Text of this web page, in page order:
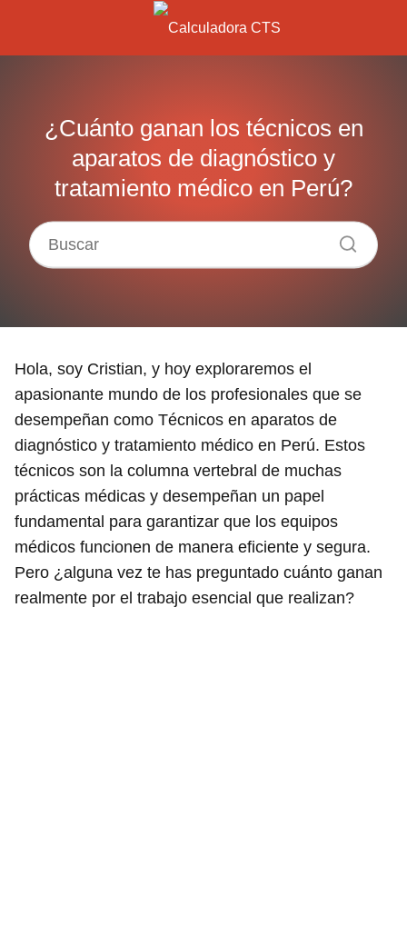
¿Cuánto ganan los técnicos en
aparatos de diagnóstico y
tratamiento médico en Perú?
Hola, soy Cristian, y hoy exploraremos el
apasionante mundo de los profesionales que se
desempeñan como Técnicos en aparatos de
diagnóstico y tratamiento médico en Perú. Estos
técnicos son la columna vertebral de muchas
prácticas médicas y desempeñan un papel
fundamental para garantizar que los equipos
médicos funcionen de manera eficiente y segura.
Pero ¿alguna vez te has preguntado cuánto ganan
realmente por el trabajo esencial que realizan?